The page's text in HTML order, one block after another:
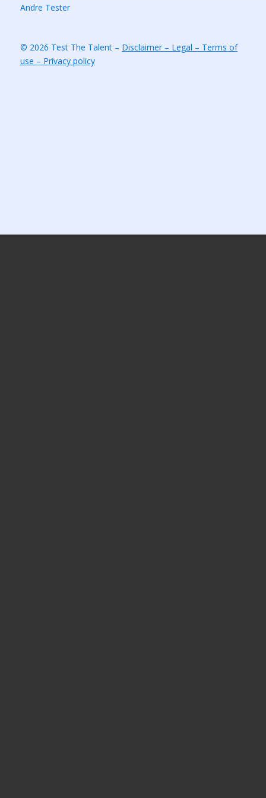
Andre Tester
© 2026 Test The Talent – Disclaimer – Legal – Terms of
use – Privacy policy